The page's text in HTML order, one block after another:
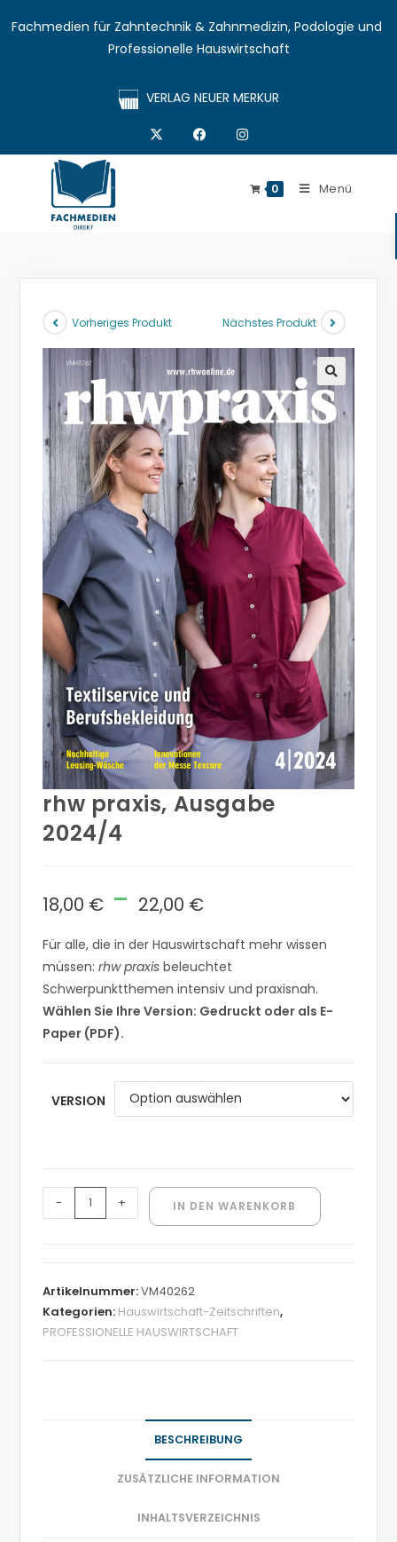
Fachmedien für Zahntechnik & Zahnmedizin, Podologie und
Professionelle Hauswirtschaft
VERLAG NEUER MERKUR
0 Menü
Vorheriges Produkt Nächstes Produkt
🔍
rhw praxis, Ausgabe
2024/4
18,00 € - 22,00 €
Für alle, die in der Hauswirtschaft mehr wissen
müssen:rhw praxis beleuchtet
Schwerpunktthemen intensiv und praxisnah.
Wählen Sie Ihre Version: Gedruckt oder als E-
Paper (PDF).
VERSION
- + IN DEN WARENKORB
Artikelnummer:VM40262
Kategorien: Hauswirtschaft-Zeitschriften,
PROFESSIONELLE HAUSWIRTSCHAFT
BESCHREIBUNG
ZUSÄTZLICHE INFORMATION
INHALTSVERZEICHNIS